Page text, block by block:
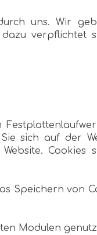
uns. Wir
verpflichtet
sich auf der
Cookies
Speichern von
Modulen